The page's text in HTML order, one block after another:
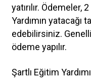
yatırılır. Ödemeler,
Yardımın
edebilirsiniz.
ödeme yapılır.
Şartlı Eğitim